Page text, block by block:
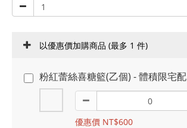
以優惠價加購商品 (最多 1 件)
粉紅蕾絲喜糖籃(乙個) - 體積限宅配
優惠價 NT$600